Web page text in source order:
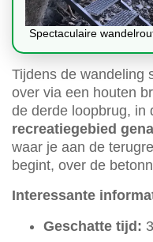
Spectaculaire
Tijdens de wandeling
over via een houten
de derde loopbrug, in
recreatiegebied
waar je aan de
begint, over de
Interessante
Geschatte tijd: